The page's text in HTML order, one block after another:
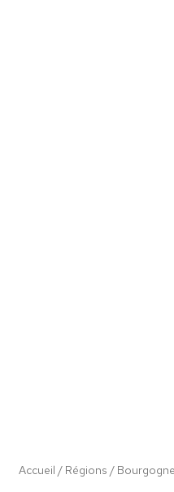
Accueil / Régions / Bourgogne